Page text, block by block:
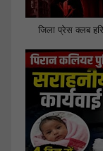
जिला प्रेस क्लब